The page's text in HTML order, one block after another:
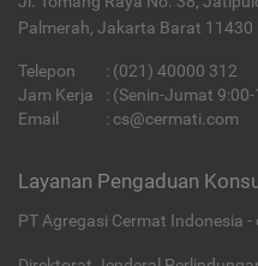
Palmerah, Jakarta Barat 11430
Telepon : (021) 40000 312
Jam Kerja
: (Senin-Jumat
Email
: cs@cermati.com
Layanan Pengaduan
PT Agregasi Cermat Indonesia